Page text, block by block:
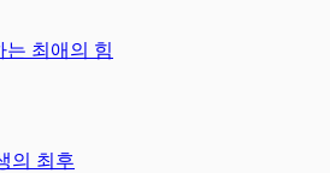
는 최애의 힘
의 최후